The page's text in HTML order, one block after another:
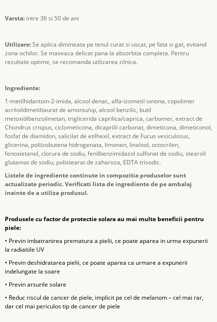
Varsta: intre 36 si 50 de ani
Utilizare:Se aplica dimineata pe tenul curat si uscat, pe fata si gat, evitand
zona ochilor. Se maseaza delicat pana la absorbtia completa. Pentru
rezultate optime, se recomanda utilizarea zilnica.
Ingrediente:
1-metilhidantoin-2-imida, alcool denat., alfa-izometil ionona, copolimer
acriloildimetiltaurat de amoniu/vp, alcool benzilic, butil
metoxidibenzoilmetan, triglicerida caprilica/caprica, carbomer, extract de
Chondrus crispus, ciclometicona, dicaprilil carbonat, dimeticona, dimeticonol,
fosfat de diamidon, salicilat de etilhexil, extract de Fucus vesiculosus,
glicerina, poliizobutena hidrogenata, limonen, linalool, octocrilen,
fenoxietanol, clorura de sodiu, fenilbenzimidazol sulfonat de sodiu, stearoil
glutamat de sodiu, polistearat de zaharoza, EDTA trisodic.
Listele de ingrediente continute in compozitia produselor sunt
actualizate periodic. Verificati lista de ingrediente de pe ambalaj
inainte de a utiliza produsul.
Produsele cu factor de protectie solara au mai multe beneficii pentru
piele:
• Previn imbatranirea prematura a pielii, ce poate aparea in urma expunerii
la radiatiile UV
• Previn deshidratarea pielii, ce poate aparea ca urmare a expunerii
indelungate la soare
• Previn arsurile solare
• Reduc riscul de cancer de piele, implicit pe cel de melanom – cel mai rar,
dar cel mai periculos tip de cancer de piele